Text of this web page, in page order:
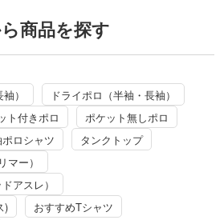
ラーバ
メージ
リジナルグッズなど、年代性別問わず着
られるお揃いアイテムをお探しの方にお
商品を探す
）
ドライポロ（半袖・長袖）
ト付きポロ
ポケット無しポロ
ロシャツ
タンクトップ
マー）
アスレ）
)
おすすめTシャツ